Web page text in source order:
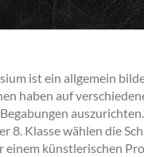
ist ein allgemein
haben auf
8. Klasse wählen die
einem künstlerischen